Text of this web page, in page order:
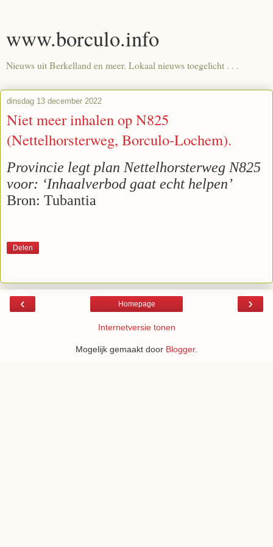
www.borculo.info
Nieuws uit Berkelland en meer. Lokaal nieuws toegelicht . . .
dinsdag 13 december 2022
Niet meer inhalen op N825
(Nettelhorsterweg, Borculo-Lochem).
Provincie legt plan Nettelhorsterweg N825
voor: ‘Inhaalverbod gaat echt helpen’
Bron: Tubantia
Delen
‹ ›
Homepage
Internetversie tonen
Mogelijk gemaakt door Blogger.